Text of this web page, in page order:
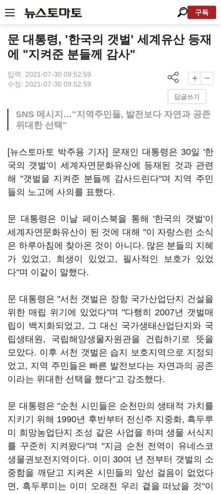
구독
문 대통령, '한국의 갯벌' 세계유산 등재
에 "지켜준 분들께 감사"
입력: 2021-07-30 09:52:59
수정: 2021-07-30 09:52:59
답글쓰기
SNS 메시지…"지역주민들, 발전보다 자연과 공존
위대한 선택"
[뉴스토마토 박주용 기자] 문재인 대통령은 30일 '한
국의 갯벌'이 세계자연문화유산에 등재된 것과 관련
해 "갯벌을 지켜준 분들께 감사드린다"며 지역 주민
들의 노고에 사의를 표했다.
문 대통령은 이날 페이스북을 통해 '한국의 갯벌'이
세계자연문화유산이 된 것에 대해 "이 자랑스런 소식
은 하루아침에 찾아온 것이 아니다. 많은 분들의 지혜
가 있었고, 희생이 있었고, 필사적인 보호가 있었
다"며 이같이 말했다.
문 대통령은 "서천 갯벌은 장항 국가산업단지 건설을
위한 매립 위기에 있었다"며 "다행히 2007년 갯벌매
립이 백지화되었고, 그 대신 국가생태산업단지와 국
립생태원, 국립해양생물자원관을 건립하기로 뜻을
모았다. 이후 서천 갯벌은 습지 보호지역으로 지정되
었고, 지역 주민들은 빠른 발전보다는 자연과의 공존
이라는 위대한 선택을 했다"고 강조했다.
문 대통령은 "순천 시민들은 순천만의 생태적 가치를
지키기 위해 1990년 후반부터 전신주 지중화, 흑두루
미 희망농업단지 조성 같은 사업을 하며 생물 서식지
를 꾸준히 지켜왔다"며 "지금 순천 전역이 유네스코
생물권보전지역이다. 이미 30여 년 전부터 갯벌의 소
중함을 깨닫고 지켜온 시민들의 앞선 걸음이 없었다
면, 흑두루미는 이미 오래전 우리 곁을 떠났을 것"이